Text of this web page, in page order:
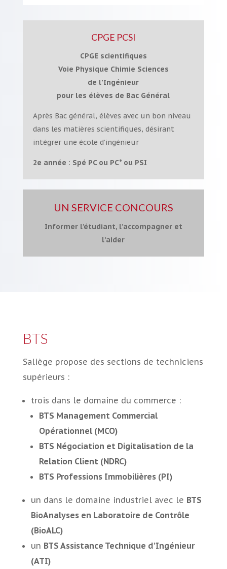
CPGE PCSI
CPGE scientifiques
Voie Physique Chimie Sciences
de l’Ingénieur
pour les élèves de Bac Général
Après Bac général, élèves avec un bon niveau
dans les matières scientifiques, désirant
intégrer une école d’ingénieur
2e année : Spé PC ou PC* ou PSI
UN SERVICE CONCOURS
Informer l’étudiant, l’accompagner et
l’aider
BTS
Saliège propose des sections de techniciens
supérieurs :
trois dans le domaine du commerce :
BTS Management Commercial
Opérationnel (MCO)
BTS Négociation et Digitalisation de la
Relation Client (NDRC)
BTS Professions Immobilières (PI)
un dans le domaine industriel avec le BTS
BioAnalyses en Laboratoire de Contrôle
(BioALC)
un BTS Assistance Technique d’Ingénieur
(ATI)